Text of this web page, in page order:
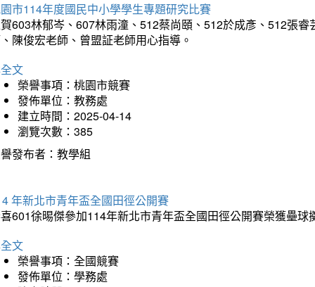
市114年度國民中小學學生專題研究比賽
603林郁岑、607林雨潼、512蔡尚頤、512於成彥、512張
陳俊宏老師、曾盟証老師用心指導。
文
榮譽事項：桃園市競賽
發佈單位：教務處
建立時間：2025-04-14
瀏覽次數：385
發布者：教學組
年新北市青年盃全國田徑公開賽
601徐晹傑參加114年新北市青年盃全國田徑公開賽榮獲壘
文
榮譽事項：全國競賽
發佈單位：學務處